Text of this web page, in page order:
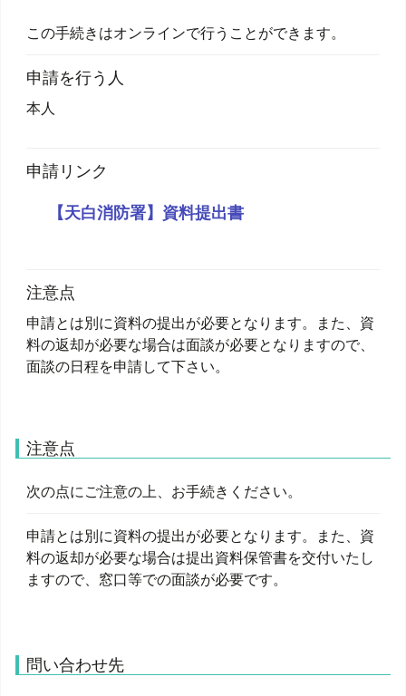
この手続きはオンラインで行うことができます。
申請を行う人
本人
申請リンク
【天白消防署】資料提出書
注意点
申請とは別に資料の提出が必要となります。また、資
料の返却が必要な場合は面談が必要となりますので、
面談の日程を申請して下さい。
注意点
次の点にご注意の上、お手続きください。
申請とは別に資料の提出が必要となります。また、資
料の返却が必要な場合は提出資料保管書を交付いたし
ますので、窓口等での面談が必要です。
問い合わせ先